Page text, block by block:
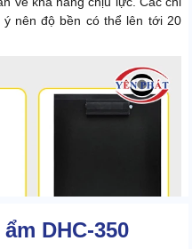
nên độ bền có thể lên tới 20
DHC-350